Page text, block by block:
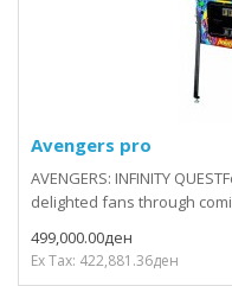
Avengers pro
AVENGERS: INFINITY
delighted fans through
499,000.00ден
Ex Tax: 422,881.36ден